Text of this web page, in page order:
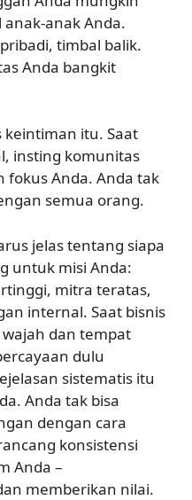
anak Anda.
timbal balik.
Anda bangkit
keintiman itu. Saat
insting komunitas
fokus Anda. Anda tak
semua orang.
jelas tentang siapa
untuk misi Anda:
mitra teratas,
internal. Saat bisnis
dan tempat
dulu
sistematis itu
Anda tak bisa
dengan cara
konsistensi
Anda –
memberikan nilai.